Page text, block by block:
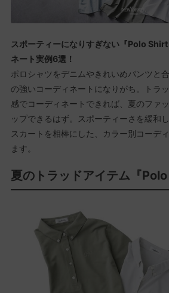
スポーティーになりすぎない『Polo
ネート実例6選！
ポロシャツをデニムやきれいめパンツと
の強いコーディネートになりがち。トラ
感でコーディネートできれば、夏のファ
ップできるはず。スポーティーさを緩和
スカートを相棒にした、カラー別コーデ
ます。
夏のトラッドアイテム『Polo